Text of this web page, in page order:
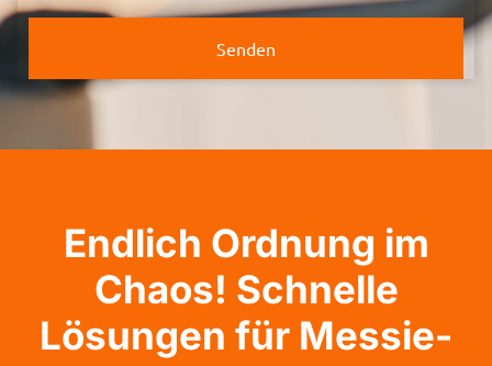
Senden
Endlich Ordnung im
Chaos! Schnelle
Lösungen für Messie-